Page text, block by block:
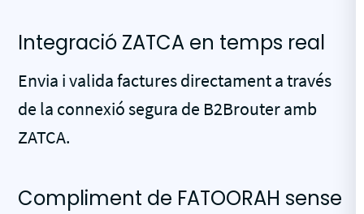
Integració ZATCA en temps real
Envia i valida factures directament a través
de la connexió segura de B2Brouter amb
ZATCA.
Compliment de FATOORAH sense